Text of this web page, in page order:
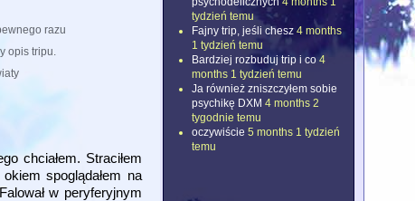
razu
opis tripu.
chciałem. Straciłem
spoglądałem na
w peryferyjnym
tydzień temu
Fajny trip, jeśli chesz 4 months
1 tydzień temu
Bardziej rozbuduj trip i co 4
months 1 tydzień temu
Ja również zniszczyłem sobie
psychikę DXM 4 months 2
tygodnie temu
oczywiście 5 months 1 tydzień
temu